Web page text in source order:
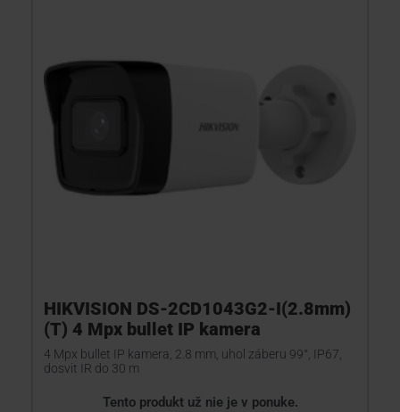
HIKVISION DS-2CD1043G2-I(2.8mm)
(T) 4 Mpx bullet IP kamera
4 Mpx bullet IP kamera, 2.8 mm, uhol záberu 99°, IP67,
dosvit IR do 30 m
Tento produkt už nie je v ponuke.